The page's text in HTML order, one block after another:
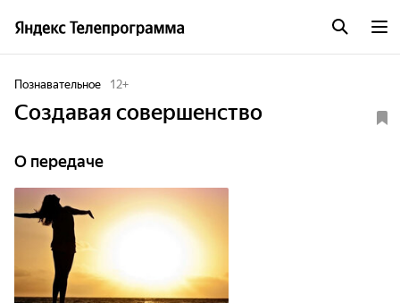
Познавательное 12+
Создавая совершенство
О передаче